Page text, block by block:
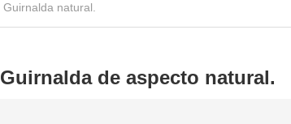
Guirnalda natural.
Guirnalda de aspecto natural.